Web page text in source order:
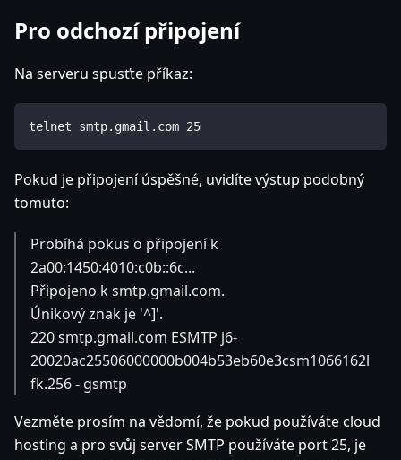
Pro odchozí připojení
Na serveru spusťte příkaz:
telnet smtp.gmail.com 25
Pokud je připojení úspěšné, uvidíte výstup podobný
tomuto:
Probíhá pokus o připojení k
2a00:1450:4010:c0b::6c...
Připojeno k smtp.gmail.com.
Únikový znak je '^]'.
220 smtp.gmail.com ESMTP j6-
20020ac25506000000b004b53eb60e3csm1066162l
fk.256 - gsmtp
Vezměte prosím na vědomí, že pokud používáte cloud
hosting a pro svůj server SMTP používáte port 25, je